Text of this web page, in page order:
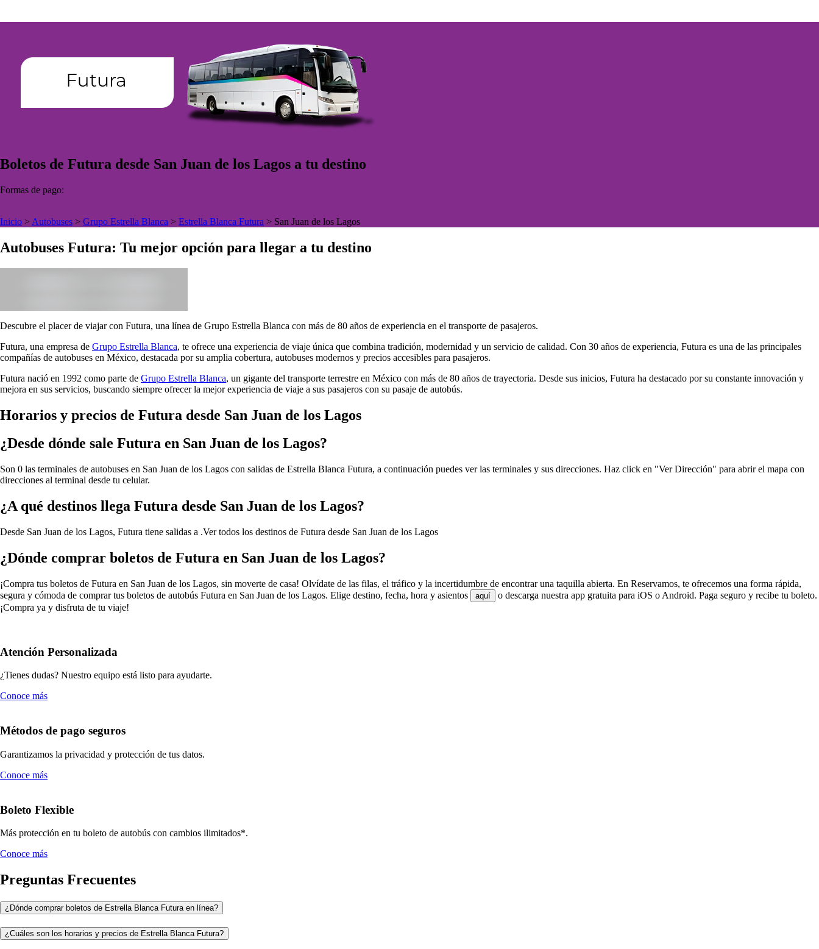
Boletos de Futura desde San Juan de los Lagos a tu destino
Formas de pago:
Inicio > Autobuses > Grupo Estrella Blanca > Estrella Blanca Futura > San Juan de los Lagos
Autobuses Futura: Tu mejor opción para llegar a tu destino
Descubre el placer de viajar con Futura, una línea de Grupo Estrella Blanca con más de 80 años de experiencia en el transporte de pasajeros.
Futura, una empresa de Grupo Estrella Blanca, te ofrece una experiencia de viaje única que combina tradición, modernidad y un servicio de calidad. Con 30 años de experiencia, Futura es una de las principales
compañías de autobuses en México, destacada por su amplia cobertura, autobuses modernos y precios accesibles para pasajeros.
Futura nació en 1992 como parte de Grupo Estrella Blanca, un gigante del transporte terrestre en México con más de 80 años de trayectoria. Desde sus inicios, Futura ha destacado por su constante innovación y
mejora en sus servicios, buscando siempre ofrecer la mejor experiencia de viaje a sus pasajeros con su pasaje de autobús.
Horarios y precios de Futura desde San Juan de los Lagos
¿Desde dónde sale Futura en San Juan de los Lagos?
Son 0 las terminales de autobuses en San Juan de los Lagos con salidas de Estrella Blanca Futura, a continuación puedes ver las terminales y sus direcciones. Haz click en "Ver Dirección" para abrir el mapa con
direcciones al terminal desde tu celular.
¿A qué destinos llega Futura desde San Juan de los Lagos?
Desde San Juan de los Lagos, Futura tiene salidas a .Ver todos los destinos de Futura desde San Juan de los Lagos
¿Dónde comprar boletos de Futura en San Juan de los Lagos?
¡Compra tus boletos de Futura en San Juan de los Lagos, sin moverte de casa! Olvídate de las filas, el tráfico y la incertidumbre de encontrar una taquilla abierta. En Reservamos, te ofrecemos una forma rápida,
segura y cómoda de comprar tus boletos de autobús Futura en San Juan de los Lagos. Elige destino, fecha, hora y asientos
aquí
o descarga nuestra app gratuita para iOS o Android. Paga seguro y recibe tu boleto.
¡Compra ya y disfruta de tu viaje!
Atención Personalizada
¿Tienes dudas? Nuestro equipo está listo para ayudarte.
Conoce más
Métodos de pago seguros
Garantizamos la privacidad y protección de tus datos.
Conoce más
Boleto Flexible
Más protección en tu boleto de autobús con cambios ilimitados*.
Conoce más
Preguntas Frecuentes
¿Dónde comprar boletos de Estrella Blanca Futura en línea?
¿Cuáles son los horarios y precios de Estrella Blanca Futura?